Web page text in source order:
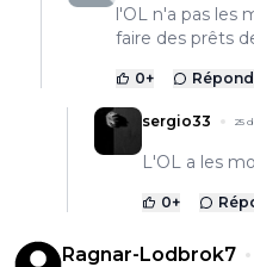
l'OL n'a pas les
faire des prêts
0+
sergio33 25
L'OL a les
0+
Ragnar-Lodbrok7